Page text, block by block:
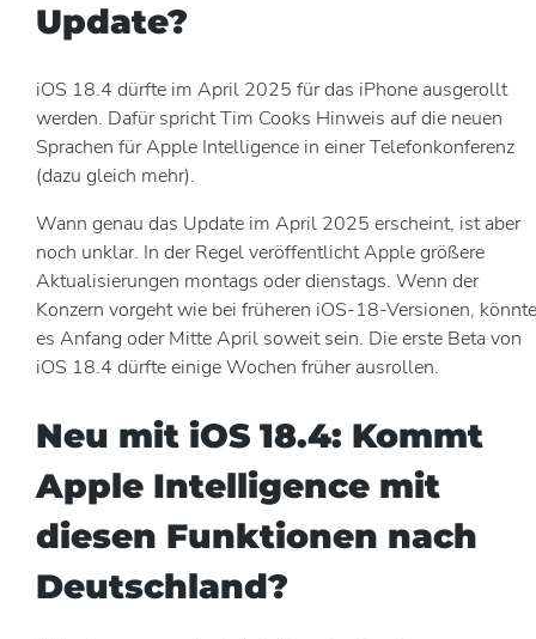
Update?
iOS 18.4 dürfte im April 2025 für das iPhone ausgerollt
werden. Dafür spricht Tim Cooks Hinweis auf die neuen
Sprachen für Apple Intelligence in einer Telefonkonferenz
(dazu gleich mehr).
Wann genau das Update im April 2025 erscheint, ist aber
noch unklar. In der Regel veröffentlicht Apple größere
Aktualisierungen montags oder dienstags. Wenn der
Konzern vorgeht wie bei früheren iOS-18-Versionen, könnte
es Anfang oder Mitte April soweit sein. Die erste Beta von
iOS 18.4 dürfte einige Wochen früher ausrollen.
Neu mit iOS 18.4: Kommt
Apple Intelligence mit
diesen Funktionen nach
Deutschland?